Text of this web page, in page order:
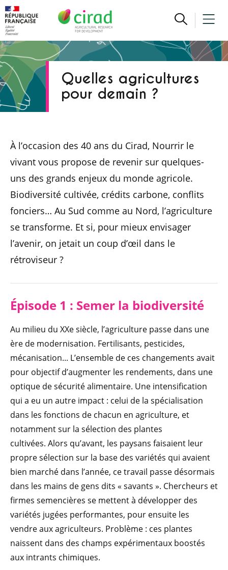
Quelles agricultures
pour demain ?
À l’occasion des 40 ans du Cirad, Nourrir le
vivant vous propose de revenir sur quelques-
uns des grands enjeux du monde agricole.
Biodiversité cultivée, crédits carbone, conflits
fonciers… Au Sud comme au Nord, l’agriculture
se transforme. Et si, pour mieux envisager
l’avenir, on jetait un coup d’œil dans le
rétroviseur ?
Épisode 1 : Semer la biodiversité
Au milieu du XXe siècle, l’agriculture passe dans une
ère de modernisation. Fertilisants, pesticides,
mécanisation... L’ensemble de ces changements avait
pour objectif d’augmenter les rendements, dans une
optique de sécurité alimentaire. Une intensification
qui a eu un autre impact : celui de la spécialisation
dans les fonctions de chacun en agriculture, et
notamment sur la sélection des plantes
cultivées. Alors qu’avant, les paysans faisaient leur
propre sélection sur la base des variétés qui avaient
bien marché dans l’année, ce travail passe désormais
dans les mains de gens dits « savants ». Chercheurs et
firmes semencières se mettent à développer des
variétés jugées performantes, pour ensuite les
vendre aux agriculteurs. Problème : ces plantes
naissent dans des champs expérimentaux boostés
aux intrants chimiques.